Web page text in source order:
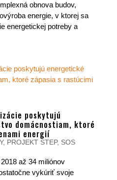
obnova budov,
energie, v ktorej sa
energetickej potreby a
poskytujú
domácnostiam, ktoré
energií
, PROJEKT STEP, SOS
až 34 miliónov
vykúriť svoje